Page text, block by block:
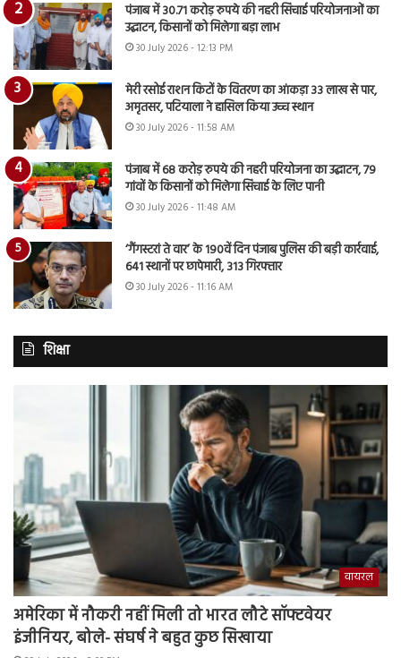
पंजाब में 30.71 करोड़ रुपये की नहरी सिंचाई परियोजनाओं का
उद्घाटन, किसानों को मिलेगा बड़ा लाभ
30 July 2026 - 12:13 PM
मेरी रसोई राशन किटों के वितरण का आंकड़ा 33 लाख से पार,
अमृतसर, पटियाला ने हासिल किया उच्च स्थान
30 July 2026 - 11:58 AM
पंजाब में 68 करोड़ रुपये की नहरी परियोजना का उद्घाटन, 79
गांवों के किसानों को मिलेगा सिंचाई के लिए पानी
30 July 2026 - 11:48 AM
‘गैंगस्टरां ते वार’ के 190वें दिन पंजाब पुलिस की बड़ी कार्रवाई,
641 स्थानों पर छापेमारी, 313 गिरफ्तार
30 July 2026 - 11:16 AM
शिक्षा
वायरल
अमेरिका में नौकरी नहीं मिली तो भारत लौटे सॉफ्टवेयर
इंजीनियर, बोले- संघर्ष ने बहुत कुछ सिखाया